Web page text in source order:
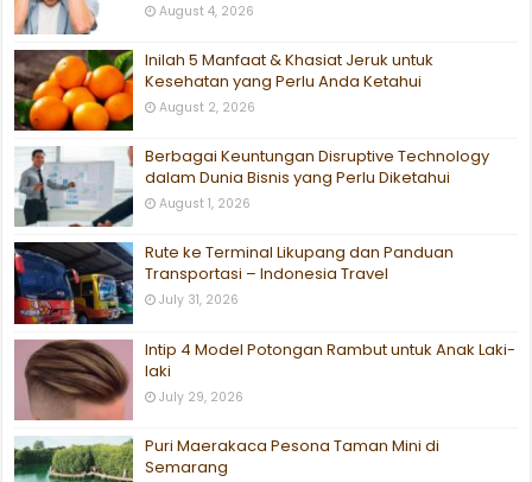
August 4, 2026
Inilah 5 Manfaat & Khasiat Jeruk untuk
Kesehatan yang Perlu Anda Ketahui
August 2, 2026
Berbagai Keuntungan Disruptive Technology
dalam Dunia Bisnis yang Perlu Diketahui
August 1, 2026
Rute ke Terminal Likupang dan Panduan
Transportasi – Indonesia Travel
July 31, 2026
Intip 4 Model Potongan Rambut untuk Anak Laki-
laki
July 29, 2026
Puri Maerakaca Pesona Taman Mini di
Semarang